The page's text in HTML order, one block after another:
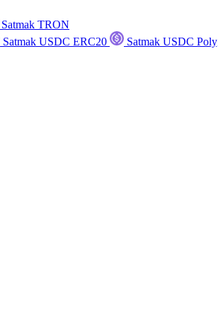
Satmak TRON
Satmak USDC ERC20
Satmak USDC